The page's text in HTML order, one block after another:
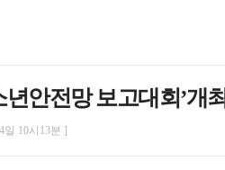
년안전망 보고대회’개최
일 10시13분 ]